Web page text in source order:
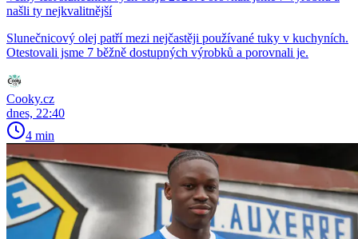
našli ty nejkvalitnější
Slunečnicový olej patří mezi nejčastěji používané tuky v kuchyních.
Otestovali jsme 7 běžně dostupných výrobků a porovnali je.
Cooky.cz
dnes, 22:40
4 min